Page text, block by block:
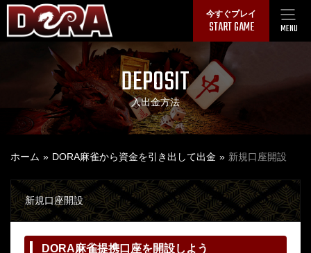
Skip
今すぐプレイ
START GAME MENU
DEPOSIT
入出金方法
ホーム DORA麻雀から資金を引き出して出金 新規口座開設
新規口座開設
DORA麻雀提携口座を開設しよう